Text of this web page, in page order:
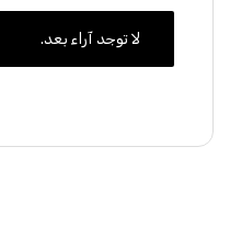
لا توجد آراء بعد.